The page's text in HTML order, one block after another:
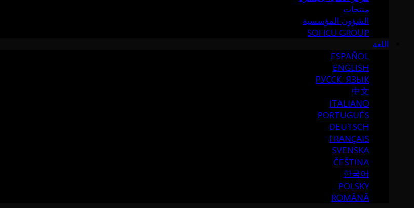
منتجات
الشؤون المؤسسية
SOFICU GROUP
اللغة
ESPAÑOL
ENGLISH
РУССК. ЯЗЫК
中文
ITALIANO
PORTUGUÉS
DEUTSCH
FRANÇAIS
SVENSKA
ČEŠTINA
한국어
POLSKY
ROMÂNĂ